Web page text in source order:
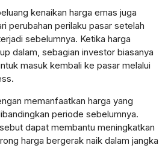
kenaikan harga emas juga
perubahan perilaku pasar setelah
sebelumnya. Ketika harga
dalam, sebagian investor biasanya
masuk kembali ke pasar melalui
memanfaatkan harga yang
periode sebelumnya.
dapat membantu meningkatkan
harga bergerak naik dalam jangka